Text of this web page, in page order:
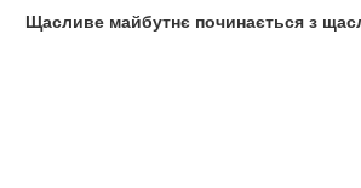
Щасливе майбутнє починається з